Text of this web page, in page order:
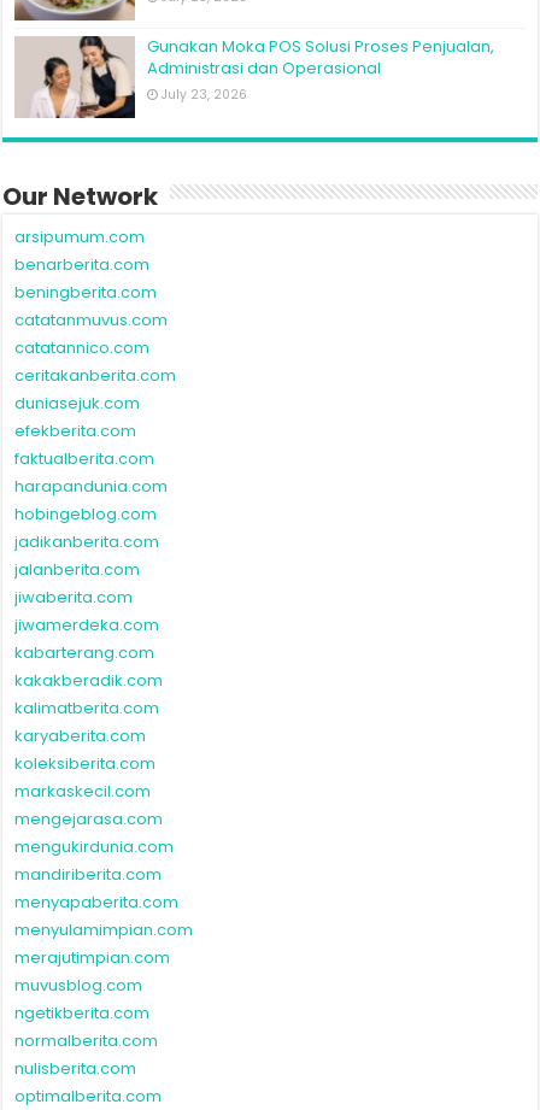
Gunakan Moka POS Solusi Proses Penjualan,
Administrasi dan Operasional
July 23, 2026
Our Network
arsipumum.com
benarberita.com
beningberita.com
catatanmuvus.com
catatannico.com
ceritakanberita.com
duniasejuk.com
efekberita.com
faktualberita.com
harapandunia.com
hobingeblog.com
jadikanberita.com
jalanberita.com
jiwaberita.com
jiwamerdeka.com
kabarterang.com
kakakberadik.com
kalimatberita.com
karyaberita.com
koleksiberita.com
markaskecil.com
mengejarasa.com
mengukirdunia.com
mandiriberita.com
menyapaberita.com
menyulamimpian.com
merajutimpian.com
muvusblog.com
ngetikberita.com
normalberita.com
nulisberita.com
optimalberita.com